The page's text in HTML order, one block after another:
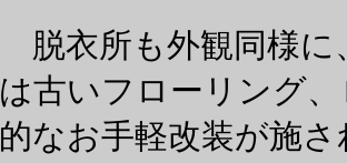
脱衣所も外観同様に
は古いフローリング
的なお手軽改装が施